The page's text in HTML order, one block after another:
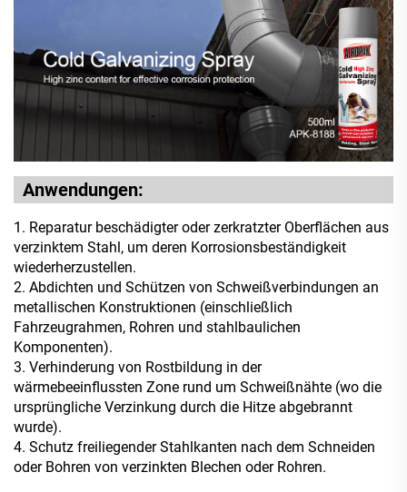
Anwendungen:
1. Reparatur beschädigter oder zerkratzter Oberflächen aus
verzinktem Stahl, um deren Korrosionsbeständigkeit
wiederherzustellen.
2. Abdichten und Schützen von Schweißverbindungen an
metallischen Konstruktionen (einschließlich
Fahrzeugrahmen, Rohren und stahlbaulichen
Komponenten).
3. Verhinderung von Rostbildung in der
wärmebeeinflussten Zone rund um Schweißnähte (wo die
ursprüngliche Verzinkung durch die Hitze abgebrannt
wurde).
4. Schutz freiliegender Stahlkanten nach dem Schneiden
oder Bohren von verzinkten Blechen oder Rohren.